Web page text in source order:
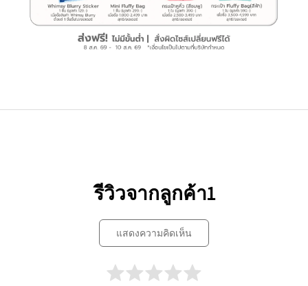
รีวิวจากลูกค้า1
แสดงความคิดเห็น